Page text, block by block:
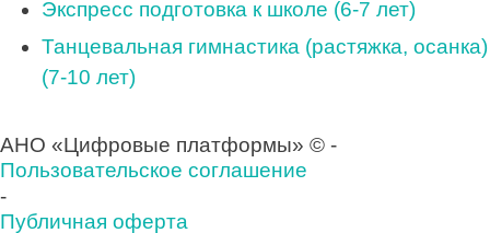
Экспресс подготовка к школе (6-7 лет)
Танцевальная гимнастика (растяжка, осанка)
(7-10 лет)
АНО «Цифровые платформы» © -
Пользовательское соглашение
-
Публичная оферта